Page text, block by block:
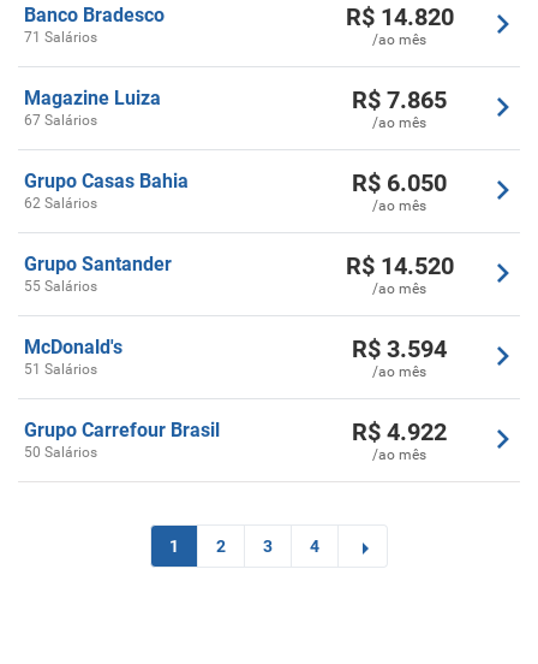
Banco Bradesco
71 Salários
R$14.820
/ao mês
Magazine Luiza
67 Salários
R$ 7.865
/ao mês
Grupo Casas Bahia
62 Salários
R$ 6.050
/ao mês
Grupo Santander
55 Salários
R$14.520
/ao mês
McDonald's
51 Salários
R$ 3.594
/ao mês
Grupo Carrefour Brasil
50 Salários
R$ 4.922
/ao mês
1 2 3 4